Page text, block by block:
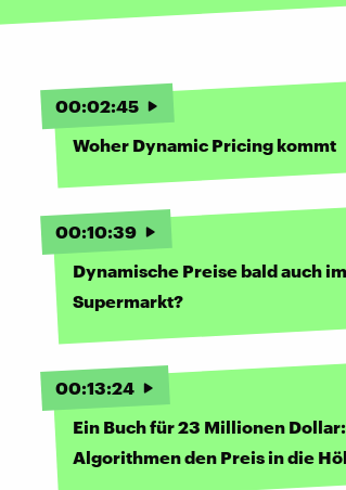
00:02:45
Woher Dynamic Pricing kommt
00:10:39
Dynamische Preise bald auch
Supermarkt?
00:13:24
Ein Buch für 23 Millionen
Algorithmen den Preis in die